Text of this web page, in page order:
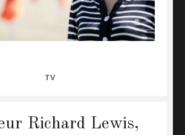
CATEGORIES
TV
Richard Lewis,